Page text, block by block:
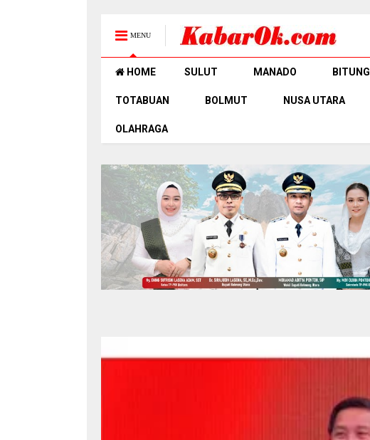
MENU
HOME SULUT MANADO BITUNG
TOTABUAN BOLMUT NUSA UTARA
OLAHRAGA